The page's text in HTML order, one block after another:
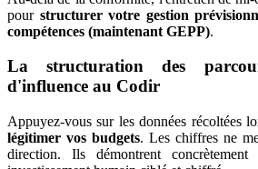
pour structurer votre gestion
compétences (maintenant GEPP).
La structuration des
d'influence au Codir
Appuyez-vous sur les données récoltées
légitimer vos budgets. Les chiffres ne
direction. Ils démontrent